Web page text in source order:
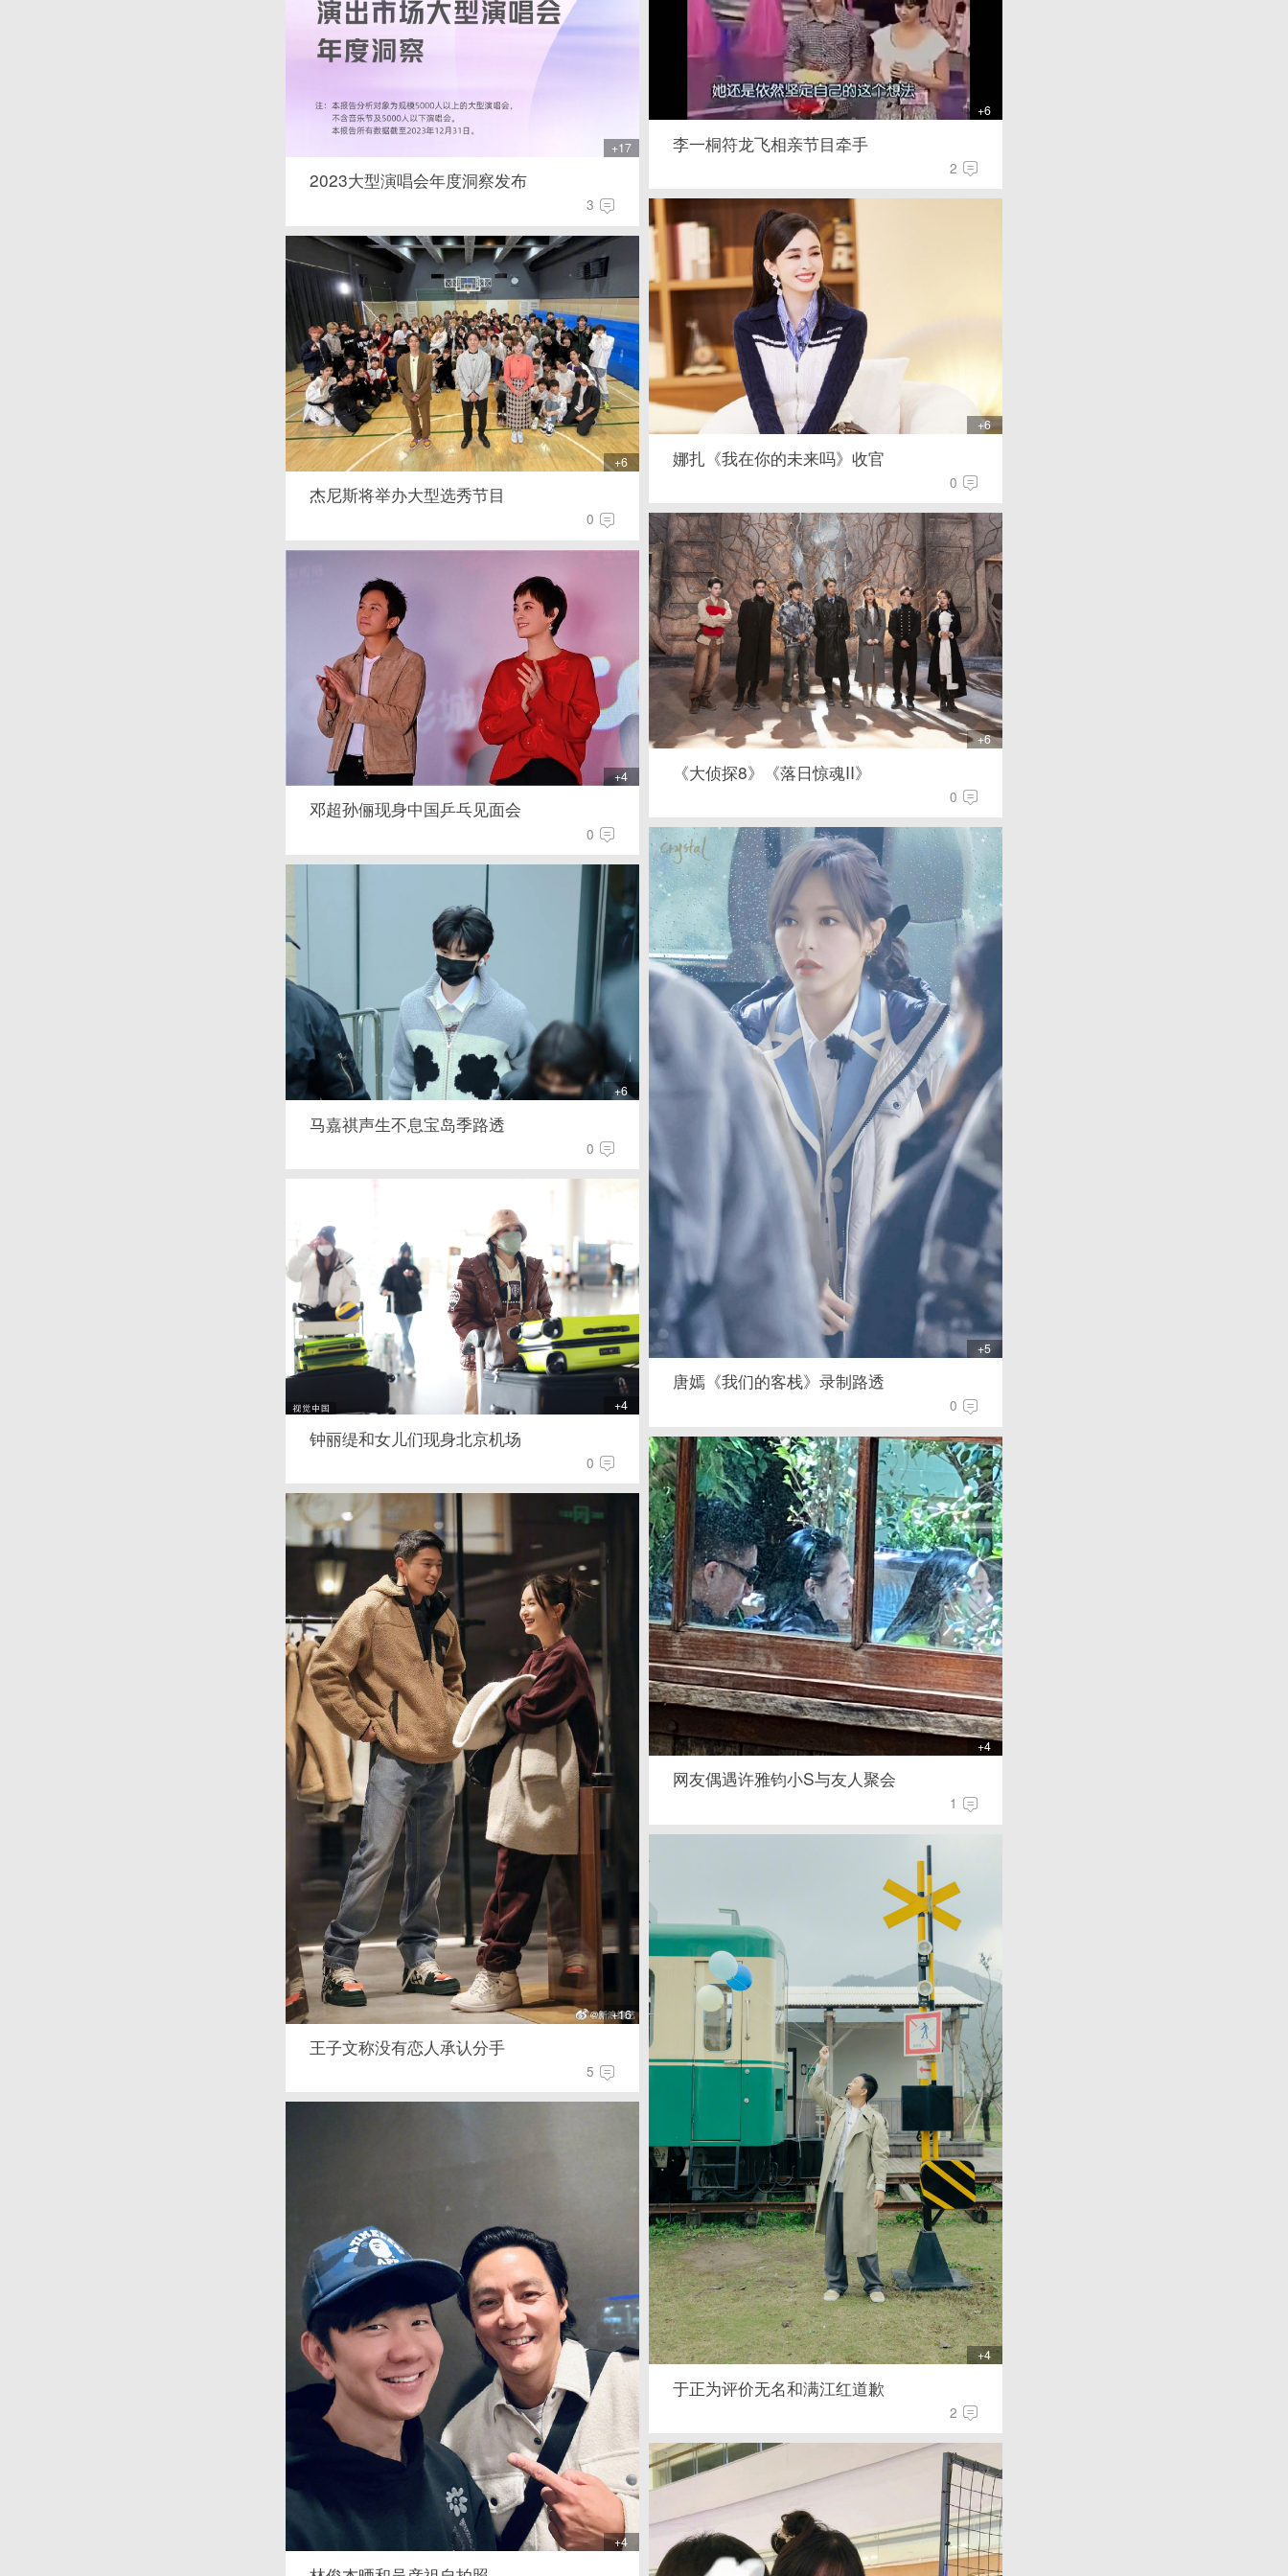
+17
2023大型演唱会年度洞察发布
3
+6
杰尼斯将举办大型选秀节目
0
+4
邓超孙俪现身中国乒乓见面会
0
+6
马嘉祺声生不息宝岛季路透
0
+4
钟丽缇和女儿们现身北京机场
0
+16
王子文称没有恋人承认分手
5
+4
+6
李一桐符龙飞相亲节目牵手
2
+6
娜扎《我在你的未来吗》收官
0
+6
《大侦探8》《落日惊魂II》
0
+5
唐嫣《我们的客栈》录制路透
0
+4
网友偶遇许雅钧小S与友人聚会
1
+4
于正为评价无名和满江红道歉
2